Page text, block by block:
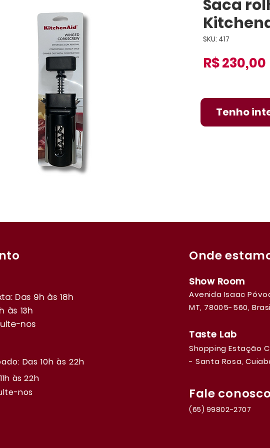
Saca
SKU: 417
R$ 230,00
Tenho
Das 9h às 18h
às 13h
nos
Das 10h às 22h
às 22h
nos
Onde
Show Room
Avenida Isaac
MT, 78005-560,
Taste Lab
Shopping Estação
- Santa Rosa,
Fale conosco
(65) 99802-2707